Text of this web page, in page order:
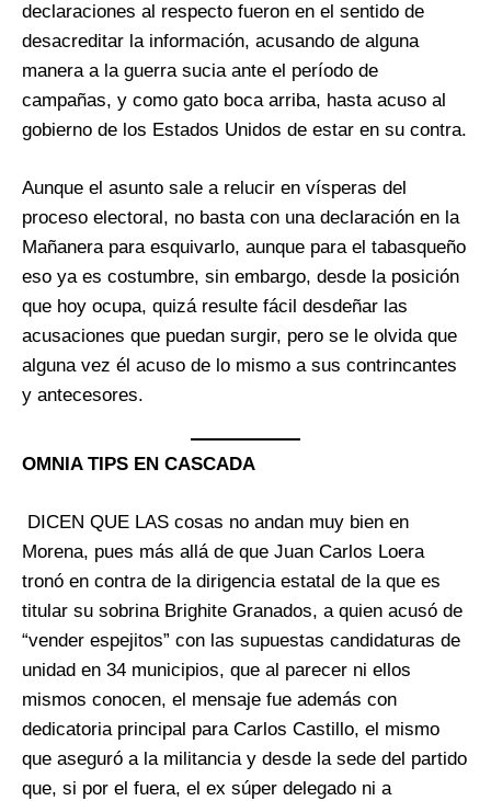
declaraciones al respecto fueron en el sentido de
desacreditar la información, acusando de alguna
manera a la guerra sucia ante el período de
campañas, y como gato boca arriba, hasta acuso al
gobierno de los Estados Unidos de estar en su contra.
Aunque el asunto sale a relucir en vísperas del
proceso electoral, no basta con una declaración en la
Mañanera para esquivarlo, aunque para el tabasqueño
eso ya es costumbre, sin embargo, desde la posición
que hoy ocupa, quizá resulte fácil desdeñar las
acusaciones que puedan surgir, pero se le olvida que
alguna vez él acuso de lo mismo a sus contrincantes
y antecesores.
OMNIA TIPS EN CASCADA
DICEN QUE LAS cosas no andan muy bien en
Morena, pues más allá de que Juan Carlos Loera
tronó en contra de la dirigencia estatal de la que es
titular su sobrina Brighite Granados, a quien acusó de
“vender espejitos” con las supuestas candidaturas de
unidad en 34 municipios, que al parecer ni ellos
mismos conocen, el mensaje fue además con
dedicatoria principal para Carlos Castillo, el mismo
que aseguró a la militancia y desde la sede del partido
que, si por el fuera, el ex súper delegado ni a